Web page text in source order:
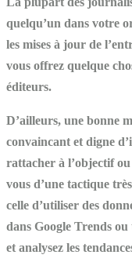
quelqu’un dans votre
les mises à jour de
vous offrez quelque
éditeurs.
D’ailleurs, une bonne
convaincant et digne
rattacher à l’objectif
vous d’une tactique
celle d’utiliser des
dans Google Trends
et analysez les